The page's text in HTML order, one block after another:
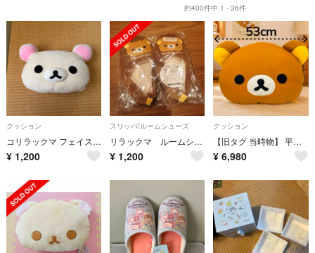
約400件中 1 - 36件
クッション
コリラックマ フェイスクッション
¥ 1,200
スリッパ/ルームシューズ
リラックマ ルームシューズ
¥ 1,200
クッション
【旧タグ 当時物】 平成レトロ リラックマ 特大 フェイスクッション レザー調
¥ 6,980